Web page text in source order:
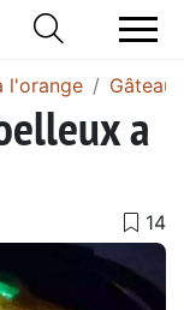
l'orange Gâteau
a